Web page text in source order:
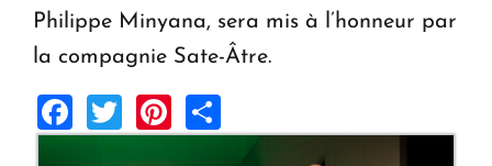
Philippe Minyana, sera mis à l’honneur par
la compagnie Sate-Âtre.
Facebook
TwitterPinterest